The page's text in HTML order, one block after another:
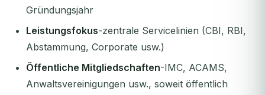
Gründungsjahr
Leistungsfokus-zentrale Servicelinien (CBI, RBI,
Abstammung, Corporate usw.)
Öffentliche Mitgliedschaften-IMC, ACAMS,
Anwaltsvereinigungen usw., soweit öffentlich